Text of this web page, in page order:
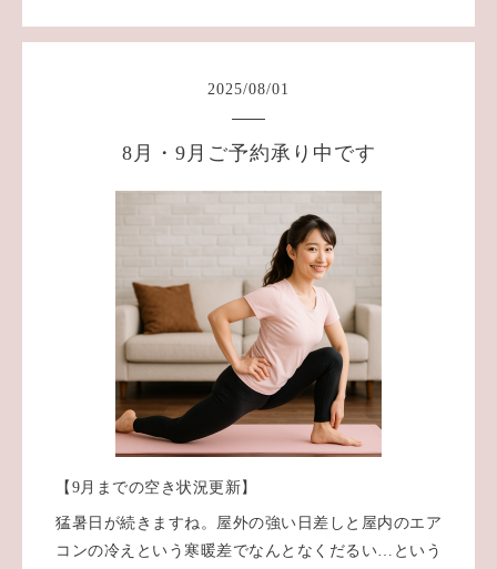
2025/08/01
8月・9月ご予約承り中です
【9月までの空き状況更新】
猛暑日が続きますね。屋外の強い日差しと屋内のエア
コンの冷えという寒暖差でなんとなくだるい…という